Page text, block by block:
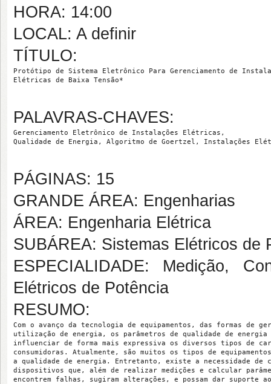
HORA: 14:00
LOCAL: A definir
TÍTULO:
Protótipo de Sistema Eletrônico Para Gerenciamento de
Elétricas de Baixa Tensão*
PALAVRAS-CHAVES:
Gerenciamento Eletrônico de Instalações Elétricas,
Qualidade de Energia, Algoritmo de Goertzel, Instalações
PÁGINAS: 15
GRANDE ÁREA: Engenharias
ÁREA: Engenharia Elétrica
SUBÁREA: Sistemas Elétricos de
ESPECIALIDADE: Medição,
Elétricos de Potência
RESUMO:
Com o avanço da tecnologia de equipamentos, das formas de
utilização de energia, os parâmetros de qualidade de energia
influenciar de forma mais expressiva os diversos tipos de
consumidoras. Atualmente, são muitos os tipos de
a qualidade de energia. Entretanto, existe a necessidade de
dispositivos que, além de realizar medições e calcular
encontrem falhas, sugiram alterações, e possam dar suporte